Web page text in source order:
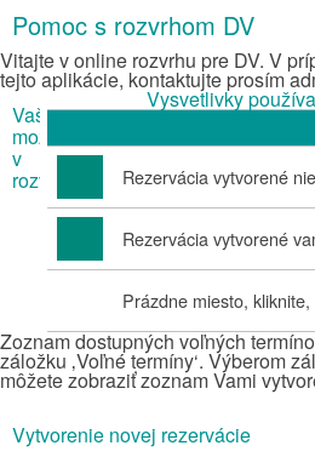
Pomoc s rozvrhom DV
Vitajte v online rozvrhu pre DV. V
tejto aplikácie, kontaktujte prosím
Vysvetlivky
Rezervácia vytvorené
Rezervácia vytvorené
Prázdne miesto,
Vaše
možnosti
v
rozvrhu
Zoznam dostupných voľných
záložku ‚Voľné termíny‘. Výberom
môžete zobraziť zoznam Vami
Vytvorenie novej rezervácie